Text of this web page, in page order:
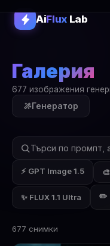
AiFluxLab
Галерия
677 изображения
Генератор
⚡ GPT Image 1.5
✨ FLUX 1.1 Ultra ✏️
677 снимки